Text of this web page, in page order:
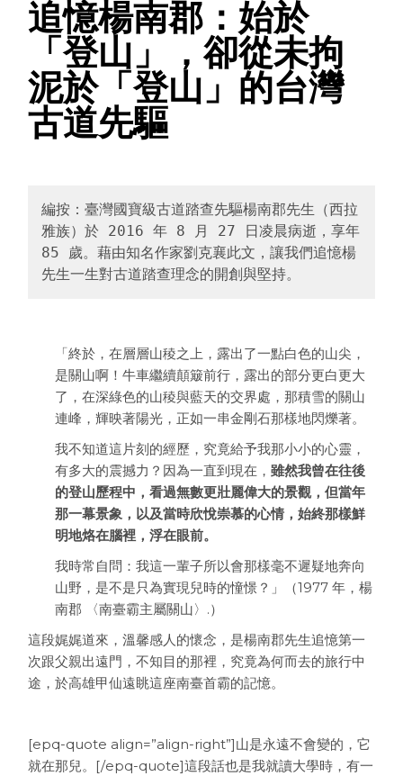
追憶楊南郡：始於
「登山」，卻從未拘
泥於「登山」的台灣
古道先驅
編按：臺灣國寶級古道踏查先驅楊南郡先生（西拉
雅族）於 2016 年 8 月 27 日凌晨病逝，享年
85 歲。藉由知名作家劉克襄此文，讓我們追憶楊
先生一生對古道踏查理念的開創與堅持。
「終於，在層層山稜之上，露出了一點白色的山尖，
是關山啊！牛車繼續顛簸前行，露出的部分更白更大
了，在深綠色的山稜與藍天的交界處，那積雪的關山
連峰，輝映著陽光，正如一串金剛石那樣地閃爍著。
我不知道這片刻的經歷，究竟給予我那小小的心靈，
有多大的震撼力？因為一直到現在，雖然我曾在往後
的登山歷程中，看過無數更壯麗偉大的景觀，但當年
那一幕景象，以及當時欣悅崇慕的心情，始終那樣鮮
明地烙在腦裡，浮在眼前。
我時常自問：我這一輩子所以會那樣毫不遲疑地奔向
山野，是不是只為實現兒時的憧憬？」（1977 年，楊
南郡 〈南臺霸主屬關山〉.）
這段娓娓道來，溫馨感人的懷念，是楊南郡先生追憶第一
次跟父親出遠門，不知目的那裡，究竟為何而去的旅行中
途，於高雄甲仙遠眺這座南臺首霸的記憶。
[epq-quote align=”align-right”]山是永遠不會變的，它
就在那兒。[/epq-quote]這段話也是我就讀大學時，有一